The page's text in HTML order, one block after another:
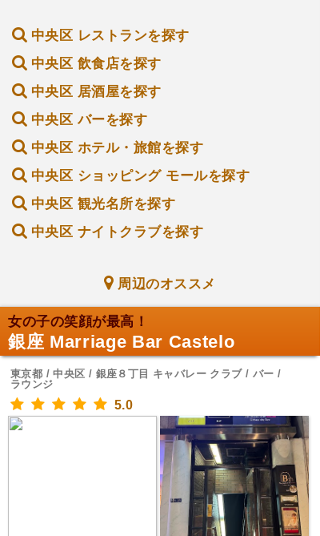
中央区 レストランを探す
中央区 飲食店を探す
中央区 居酒屋を探す
中央区 バーを探す
中央区 ホテル・旅館を探す
中央区 ショッピング モールを探す
中央区 観光名所を探す
中央区 ナイトクラブを探す
周辺のオススメ
女の子の笑顔が最高！
銀座 Marriage Bar Castelo
東京都 / 中央区 / 銀座８丁目 キャバレー クラブ / バー /
ラウンジ
5.0